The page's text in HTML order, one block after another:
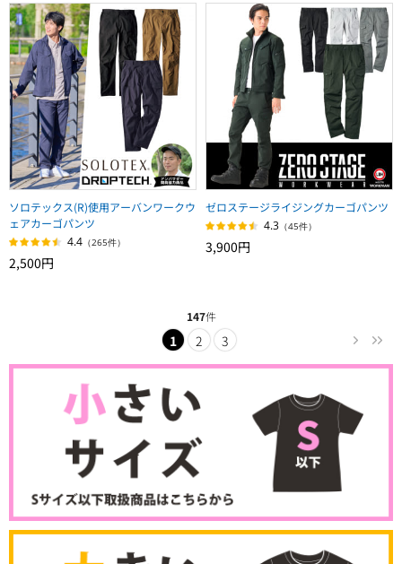
ソロテックス(R)使用アーバンワークウ
ェアカーゴパンツ
4.4 （265件）
2,500円
ゼロステージライジングカーゴパンツ
4.3 （45件）
3,900円
147件
1 2 3